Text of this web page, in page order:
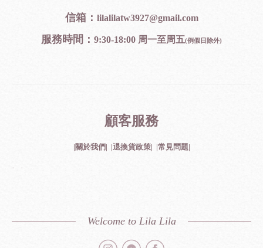
信箱： lilalilatw3927@gmail.com
服務時間： 9:30-18:00 周一至周五(例假日除外)
顧客服務
|關於我們| |退換貨政策| |常見問題|
Welcome to Lila Lila